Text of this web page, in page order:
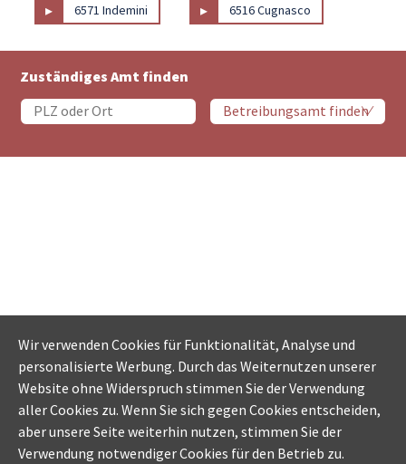
▸ 6571 Indemini ▸ 6516 Cugnasco
Zuständiges Amt finden
Wir verwenden Cookies für Funktionalität, Analyse und
personalisierte Werbung. Durch das Weiternutzen unserer
Website ohne Widerspruch stimmen Sie der Verwendung
aller Cookies zu. Wenn Sie sich gegen Cookies entscheiden,
aber unsere Seite weiterhin nutzen, stimmen Sie der
Verwendung notwendiger Cookies für den Betrieb zu.